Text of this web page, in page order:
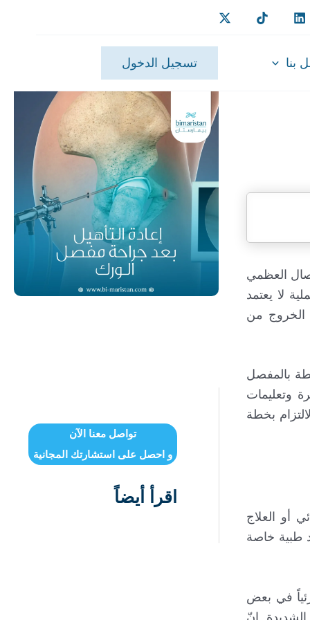
بنا تسجيل الدخول
العظمي
لا يعتمد
الخروج من
بالمفصل
وتعليمات
بخطة
أو العلاج
طبية خاصة
في بعض
الشديدة. إنّ
تواصل معنا الآن
و احصل على استشارتك المجانية
اقرأ أيضاً